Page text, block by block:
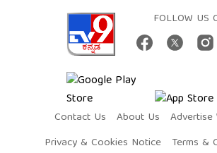
FOLLOW US
Contact Us About Us
Advertise
Privacy & Cookies Notice
Terms &